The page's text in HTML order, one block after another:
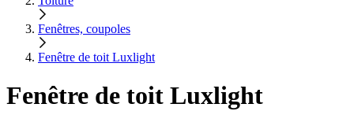
Fenêtres, coupoles
Fenêtre de toit Luxlight
Fenêtre de toit Luxlight